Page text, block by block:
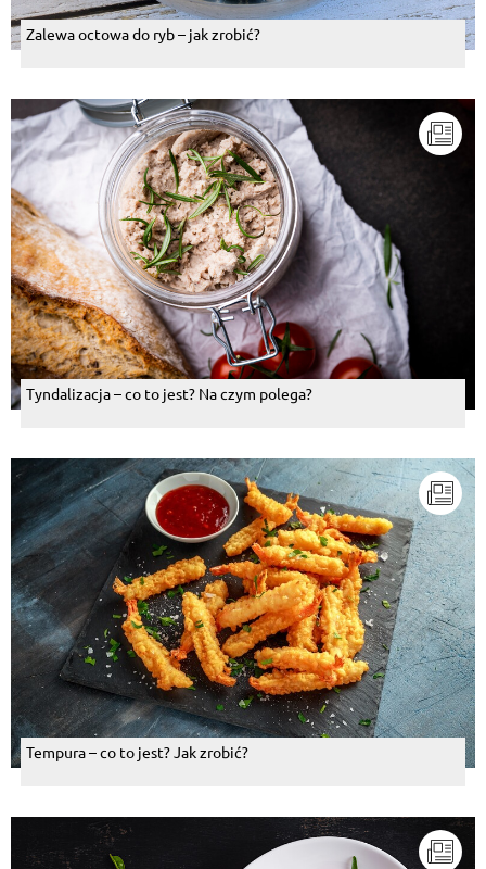
Zalewa octowa do ryb – jak zrobić?
Tyndalizacja – co to jest? Na czym polega?
Tempura – co to jest? Jak zrobić?